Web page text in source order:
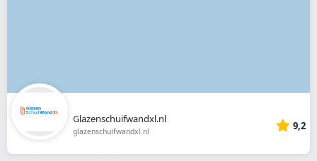
Glazenschuifwandxl.nl
glazenschuifwandxl.nl 9,2